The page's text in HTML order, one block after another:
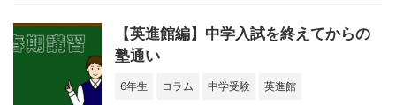
【英進館編】中学入試を終えてからの
塾通い
6年生 コラム 中学受験 英進館